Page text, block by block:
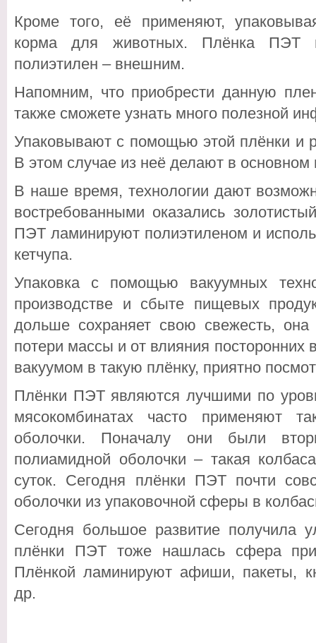
Кроме того, её применяют,
корма для животных. Плёнка ПЭТ
полиэтилен – внешним.
Напомним, что приобрести данную
также сможете узнать много полезной
Упаковывают с помощью этой плёнки и
В этом случае из неё делают в основном
В наше время, технологии дают
востребованными оказались
ПЭТ ламинируют полиэтиленом и
кетчупа.
Упаковка с помощью вакуумных
производстве и сбыте пищевых
дольше сохраняет свою свежесть,
потери массы и от влияния посторонних
вакуумом в такую плёнку, приятно
Плёнки ПЭТ являются лучшими по
мясокомбинатах часто применяют
оболочки. Поначалу они были
полиамидной оболочки – такая
суток. Сегодня плёнки ПЭТ почти
оболочки из упаковочной сферы в
Сегодня большое развитие получила
плёнки ПЭТ тоже нашлась сфера
Плёнкой ламинируют афиши, пакеты,
др.